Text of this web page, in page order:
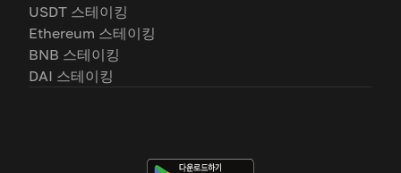
USDT 스테이킹
Ethereum 스테이킹
BNB 스테이킹
DAI 스테이킹